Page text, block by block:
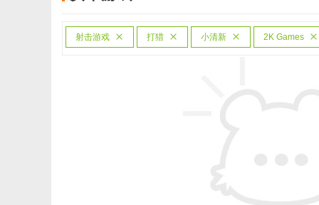
射击游戏 打猎 小清新 2K Games